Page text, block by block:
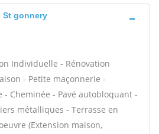
St gonnery
Individuelle - Rénovation
- Petite maçonnerie -
- Cheminée - Pavé autobloquant -
métalliques - Terrasse en
(Extension maison,